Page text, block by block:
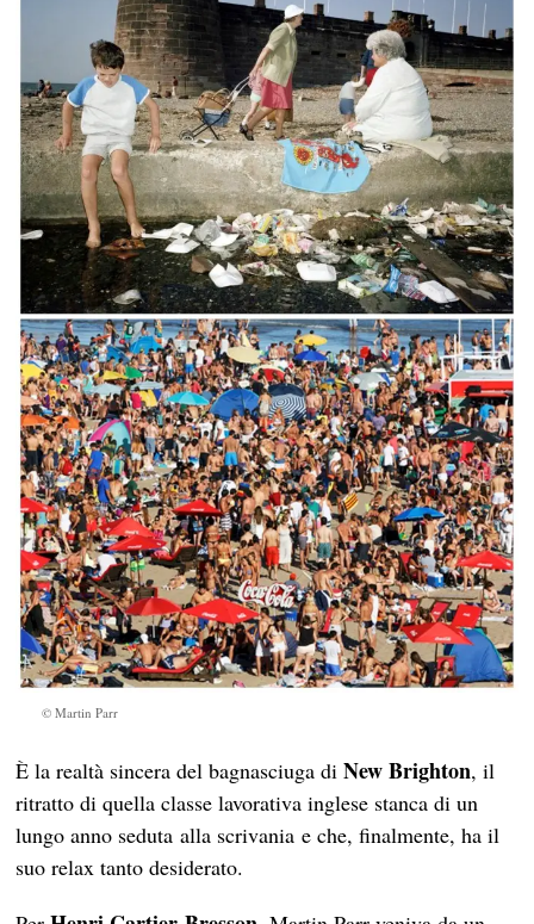
© Martin Parr
È la realtà sincera del bagnasciuga diNew Brighton, il
ritratto di quella classe lavorativa inglese stanca di un
lungo anno seduta alla scrivania e che, finalmente, ha il
suo relax tanto desiderato.